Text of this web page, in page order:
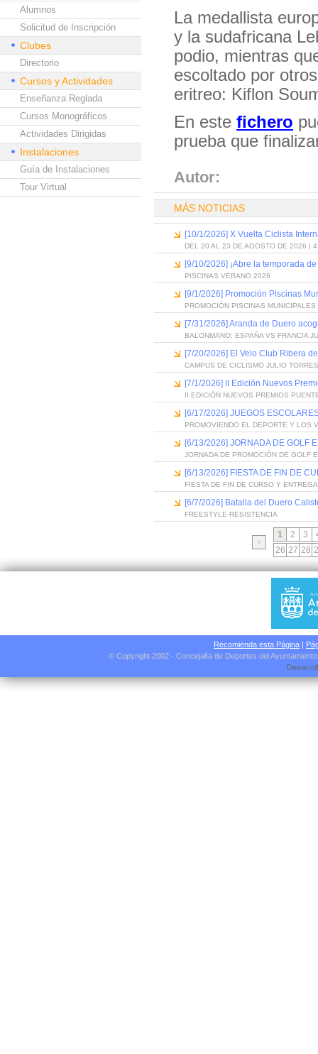
Alumnos
Solicitud de Inscripción
Clubes
Directorio
Cursos y Actividades
Enseñanza Reglada
Cursos Monográficos
Actividades Dirigidas
Instalaciones
Guía de Instalaciones
Tour Virtual
La medallista
y la sudafricana
podio, mientras
escoltado por
eritreo: Kiflon
En este fichero
prueba que
Autor:
MÁS NOTICIAS
[10/1/2026] X Vuelta Ciclista
DEL 20 AL 23 DE AGOSTO DE 2026 | 4
[9/10/2026] ¡Abre la temporada
PISCINAS VERANO 2026
[9/1/2026] Promoción Piscinas
PROMOCIÓN PISCINAS
[7/31/2026] Aranda de Duero
BALONMANO: ESPAÑA VS FRANCIA
[7/20/2026] El Velo Club Ribera
CAMPUS DE CICLISMO JULIO
[7/1/2026] II Edición Nuevos
II EDICIÓN NUEVOS PREMIOS
[6/17/2026] JUEGOS
PROMOVIENDO EL DEPORTE Y LOS
[6/13/2026] JORNADA DE GOLF
JORNADA DE PROMOCIÓN DE GOLF
[6/13/2026] FIESTA DE FIN DE
FIESTA DE FIN DE CURSO Y
[6/7/2026] Batalla del Duero
FREESTYLE-RESISTENCIA
1 2 3
26 27 28
Recomienda esta Página |
© Copyright 2002 - Concejalía de Deportes del